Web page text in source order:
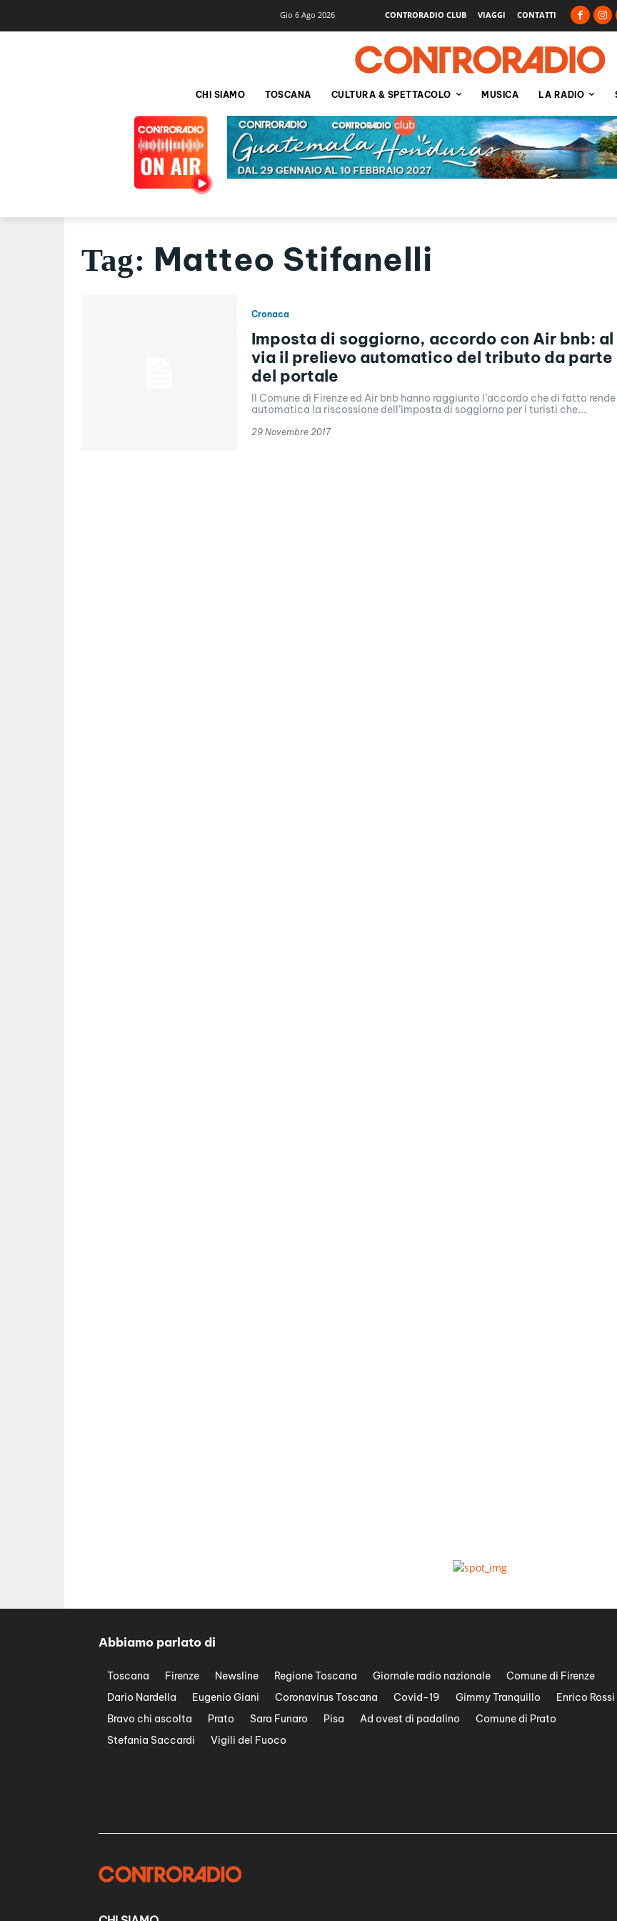
Gio 6 Ago 2026 CONTRORADIO CLUB VIAGGI CONTATTI
CHI SIAMO TOSCANA CULTURA & SPETTACOLO MUSICA LA RADIO
Tag: Matteo Stifanelli
Cronaca
Imposta di soggiorno, accordo con Air bnb: al
via il prelievo automatico del tributo da parte
del portale
Il Comune di Firenze ed Air bnb hanno raggiunto l’accordo che di fatto rende
automatica la riscossione dell’imposta di soggiorno per i turisti che...
29 Novembre 2017
Abbiamo parlato di
Toscana Firenze Newsline Regione Toscana Giornale radio nazionale
Comune di Firenze
Dario Nardella
Eugenio Giani Coronavirus Toscana Covid-19 Gimmy Tranquillo
Enrico Rossi
Bravo chi ascolta
Prato Sara Funaro Pisa Ad ovest di padalino
Comune di Prato
Stefania Saccardi
Vigili del Fuoco